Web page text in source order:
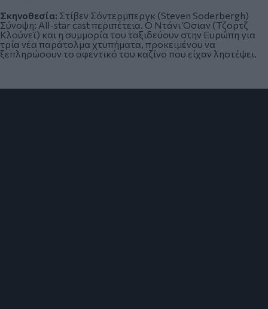
Σκηνοθεσία: Στίβεν Σόντερμπεργκ (Steven Soderbergh)
Σύνοψη: All-star cast περιπέτεια. Ο Ντάνι Όσιαν (Τζορτζ
Κλούνεϊ) και η συμμορία του ταξιδεύουν στην Ευρώπη για
τρία νέα παράτολμα χτυπήματα, προκειμένου να
ξεπληρώσουν το αφεντικό του καζίνο που είχαν ληστέψει.